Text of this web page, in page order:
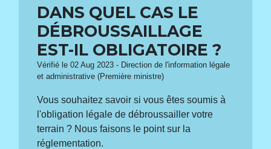
DANS QUEL CAS LE
DÉBROUSSAILLAGE
EST-IL OBLIGATOIRE ?
Vérifié le 02 Aug 2023 - Direction de l'information légale
et administrative (Première ministre)
Vous souhaitez savoir si vous êtes soumis à
l'obligation légale de débroussailler votre
terrain ? Nous faisons le point sur la
réglementation.